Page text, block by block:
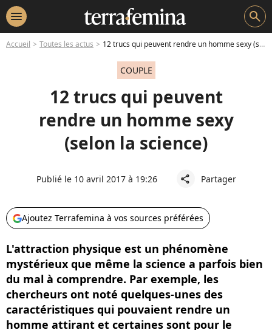
menu search
Accueil Toutes les actus 12 trucs qui peuvent rendre un homme sexy (selon la science)
COUPLE
12 trucs qui peuvent
rendre un homme sexy
(selon la science)
Publié le 10 avril 2017 à 19:26 share Partager
Ajoutez Terrafemina à vos sources préférées
L'attraction physique est un phénomène
mystérieux que même la science a parfois bien
du mal à comprendre. Par exemple, les
chercheurs ont noté quelques-unes des
caractéristiques qui pouvaient rendre un
homme attirant et certaines sont pour le